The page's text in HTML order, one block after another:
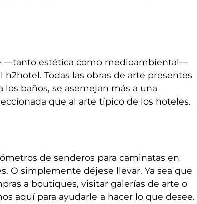
—tanto estética como medioambiental—
Todas las obras de arte presentes
baños, se asemejan más a una
que al arte típico de los hoteles.
de senderos para caminatas en
O simplemente déjese llevar. Ya sea que
a boutiques, visitar galerías de arte o
aquí para ayudarle a hacer lo que desee.